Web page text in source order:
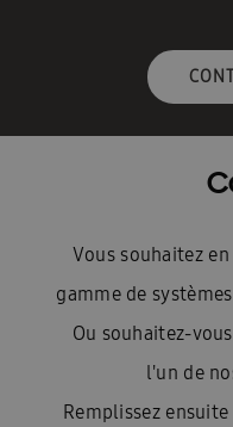
Vous souhaitez
gamme de
Ou souhaitez-
l'un de
Remplissez